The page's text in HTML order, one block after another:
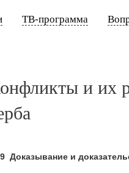
ТВ-программа
и их
Доказывание и